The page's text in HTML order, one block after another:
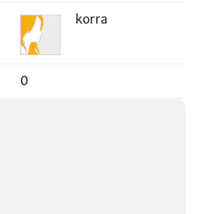
korra
0